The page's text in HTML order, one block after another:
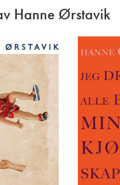
Hanne Ørstavik